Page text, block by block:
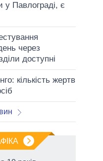
у Павлограді, є
через
доступні
кількість жертв